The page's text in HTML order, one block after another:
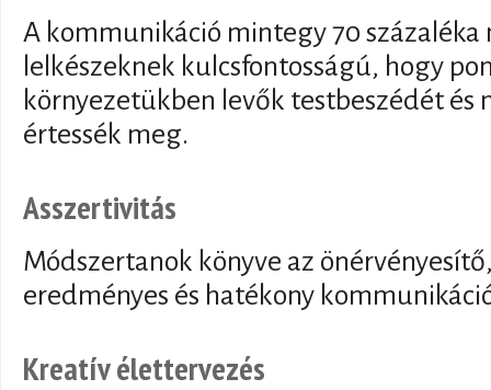
A kommunikáció mintegy 70 százaléka
lelkészeknek kulcsfontosságú, hogy
környezetükben levők testbeszédét és
értessék meg.
Asszertivitás
Módszertanok könyve az
eredményes és hatékony
Kreatív élettervezés